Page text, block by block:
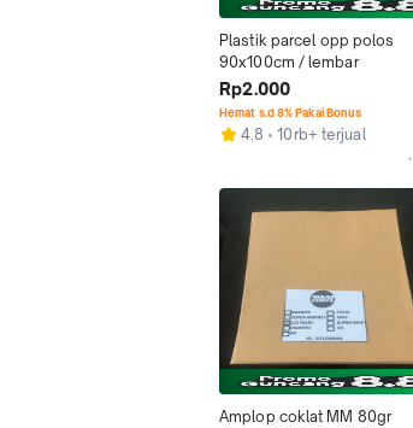
Plastik parcel opp polos
90x100cm / lembar
Rp2.000
Hemat s.d 8% Pakai Bonus
4.8 10rb+ terjual
Amplop coklat MM 80gr